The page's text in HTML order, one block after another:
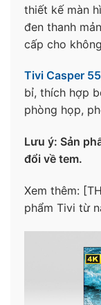
thiết kế màn
đen thanh
cấp cho
Tivi Casper
bỉ, thích hợp
phòng họp,
Lưu ý: Sản
đổi về tem.
Xem thêm:
phẩm Tivi từ